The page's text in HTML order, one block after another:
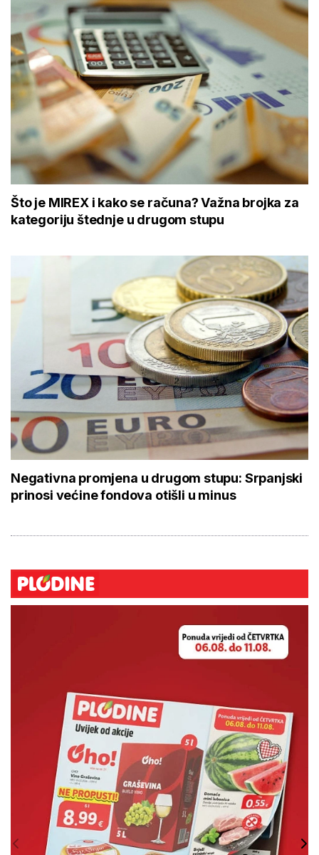
Što je MIREX i kako se računa? Važna brojka za
kategoriju štednje u drugom stupu
Negativna promjena u drugom stupu: Srpanjski
prinosi većine fondova otišli u minus